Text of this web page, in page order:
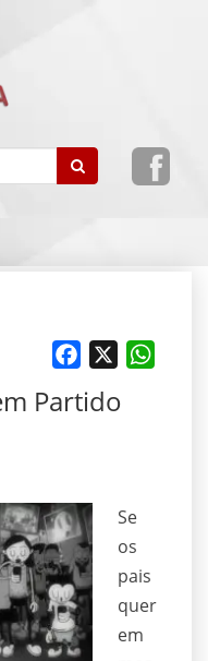
Facebook
Partido
Se
os
pais
quer
em